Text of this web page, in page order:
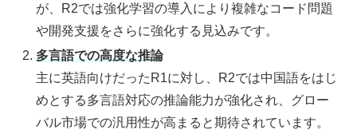
が、R2では強化学習の導入により複雑なコード問題
や開発支援をさらに強化する見込みです。
多言語での高度な推論
主に英語向けだったR1に対し、R2では中国語をはじ
めとする多言語対応の推論能力が強化され、グロー
バル市場での汎用性が高まると期待されています。